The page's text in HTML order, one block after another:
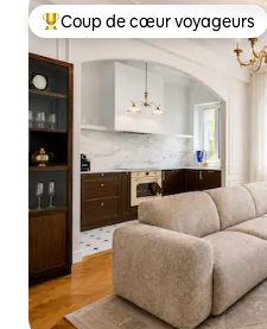
Coups de cœur voyageurs
Coup de cœur voyageurs